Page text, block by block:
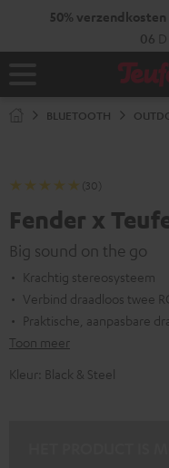
50%
06D:
Home
BLUETOOTH
(30)
Fender x
Big sound on the go
Krachtig stereosysteem
Verbind draadloos twee
Praktische, aanpasbare
Toon meer
Kleur: Black & Steel